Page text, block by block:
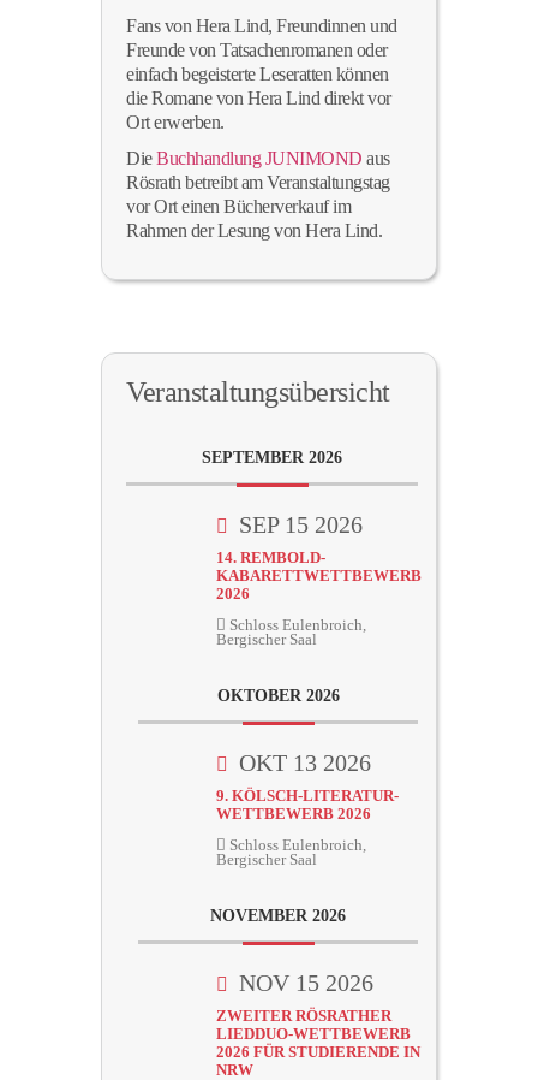
Fans von Hera Lind, Freundinnen und
Freunde von Tatsachenromanen oder
einfach begeisterte Leseratten können
die Romane von Hera Lind direkt vor
Ort erwerben.
DieBuchhandlung JUNIMOND aus
Rösrath betreibt am Veranstaltungstag
vor Ort einen Bücherverkauf im
Rahmen der Lesung von Hera Lind.
Veranstaltungsübersicht
SEPTEMBER 2026
SEP 15 2026
14. REMBOLD-
KABARETTWETTBEWERB
2026
Schloss Eulenbroich,
Bergischer Saal
OKTOBER 2026
OKT 13 2026
9. KÖLSCH-LITERATUR-
WETTBEWERB 2026
Schloss Eulenbroich,
Bergischer Saal
NOVEMBER 2026
NOV 15 2026
ZWEITER RÖSRATHER
LIEDDUO-WETTBEWERB
2026 FÜR STUDIERENDE IN
NRW